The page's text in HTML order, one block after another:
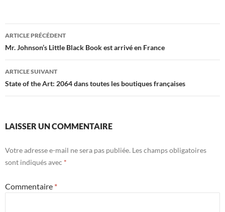
Navigation
des
articles
ARTICLE PRÉCÉDENT
Mr. Johnson’s Little Black Book est arrivé en France
ARTICLE SUIVANT
State of the Art: 2064 dans toutes les boutiques françaises
LAISSER UN COMMENTAIRE
Votre adresse e-mail ne sera pas publiée. Les champs obligatoires
sont indiqués avec *
Commentaire *